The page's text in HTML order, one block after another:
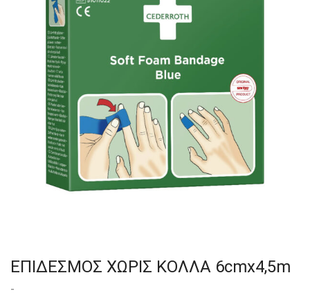
ΕΠΙΔΕΣΜΟΣ ΧΩΡΙΣ ΚΟΛΛΑ 6cmx4,5m
-